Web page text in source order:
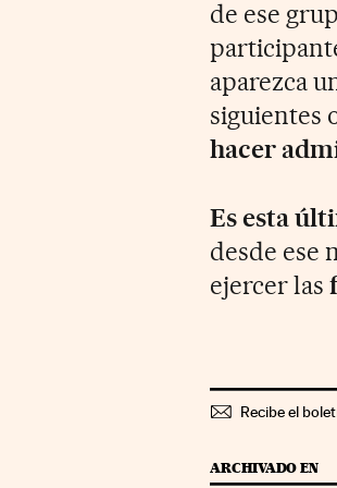
de ese
aparezca
siguientes
hacer
Es esta
desde ese
ejercer las
Recibe el
ARCHIVADO EN